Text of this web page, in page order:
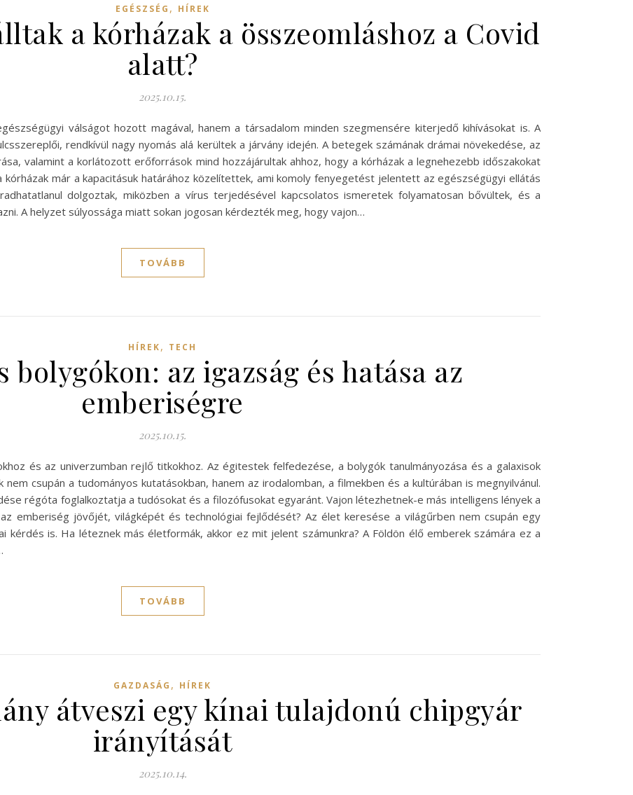
EGÉSZSÉG , HÍREK
a kórházak a összeomláshoz a Covid
alatt?
2025.10.15.
válságot hozott magával, hanem a társadalom minden szegmensére kiterjedő kihívásokat is. A
rendkívül nagy nyomás alá kerültek a járvány idején. A betegek számának drámai növekedése, az
valamint a korlátozott erőforrások mind hozzájárultak ahhoz, hogy a kórházak a legnehezebb időszakokat
már a kapacitásuk határához közelítettek, ami komoly fenyegetést jelentett az egészségügyi ellátás
dolgoztak, miközben a vírus terjedésével kapcsolatos ismeretek folyamatosan bővültek, és a
A helyzet súlyossága miatt sokan jogosan kérdezték meg, hogy vajon…
TOVÁBB
HÍREK, TECH
bolygókon: az igazság és hatása az
emberiségre
2025.10.15.
és az univerzumban rejlő titkokhoz. Az égitestek felfedezése, a bolygók tanulmányozása és a galaxisok
csupán a tudományos kutatásokban, hanem az irodalomban, a filmekben és a kultúrában is megnyilvánul.
régóta foglalkoztatja a tudósokat és a filozófusokat egyaránt. Vajon létezhetnek-e más intelligens lények a
emberiség jövőjét, világképét és technológiai fejlődését? Az élet keresése a világűrben nem csupán egy
kérdés is. Ha léteznek más életformák, akkor ez mit jelent számunkra? A Földön élő emberek számára ez a
TOVÁBB
GAZDASÁG , HÍREK
átveszi egy kínai tulajdonú chipgyár
irányítását
2025.10.14.